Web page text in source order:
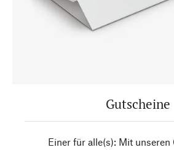
Gutscheine
Einer für alle(s): Mit unseren